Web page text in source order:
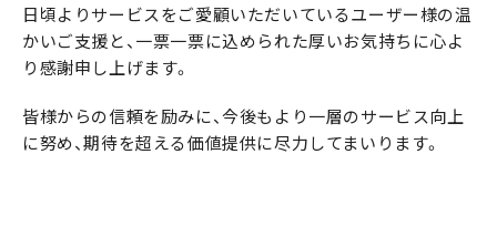
日頃よりサービスをご愛顧いただいているユーザー様の温
かいご支援と、一票一票に込められた厚いお気持ちに心よ
り感謝申し上げます。
皆様からの信頼を励みに、今後もより一層のサービス向上
に努め、期待を超える価値提供に尽力してまいります。